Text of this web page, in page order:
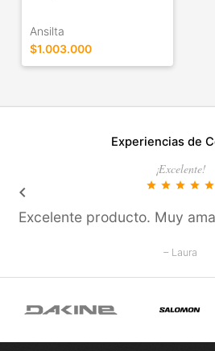
Ansilta
$1.003.000
Experiencias de
¡Excelente!
star star star star star
Excelente producto. Muy
– Laura
keyboard_arrow_left